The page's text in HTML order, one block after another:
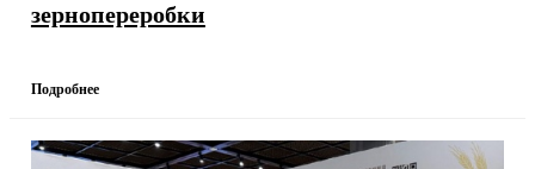
зернопереробки
Подробнее